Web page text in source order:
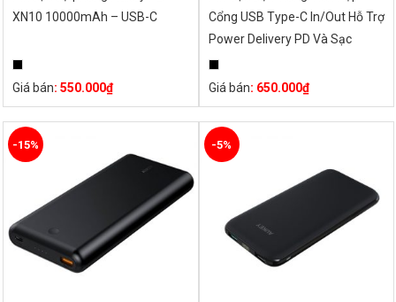
XN10 10000mAh – USB-C
Giá bán: 550.000₫
Cổng USB Type-C In/Out Hỗ Trợ
Power Delivery PD Và Sạc
Nhanh QC 3.0 Aukey PB-Y13
10000mAh – Hàng Chính Hãng
Giá bán: 650.000₫
-15% -5%